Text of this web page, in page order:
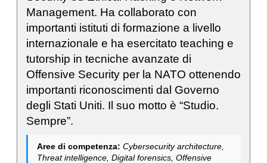
Management. Ha collaborato con
importanti istituti di formazione a livello
internazionale e ha esercitato teaching e
tutorship in tecniche avanzate di
Offensive Security per la NATO ottenendo
importanti riconoscimenti dal Governo
degli Stati Uniti. Il suo motto è “Studio.
Sempre”.
Aree di competenza: Cybersecurity architecture,
Threat intelligence, Digital forensics, Offensive